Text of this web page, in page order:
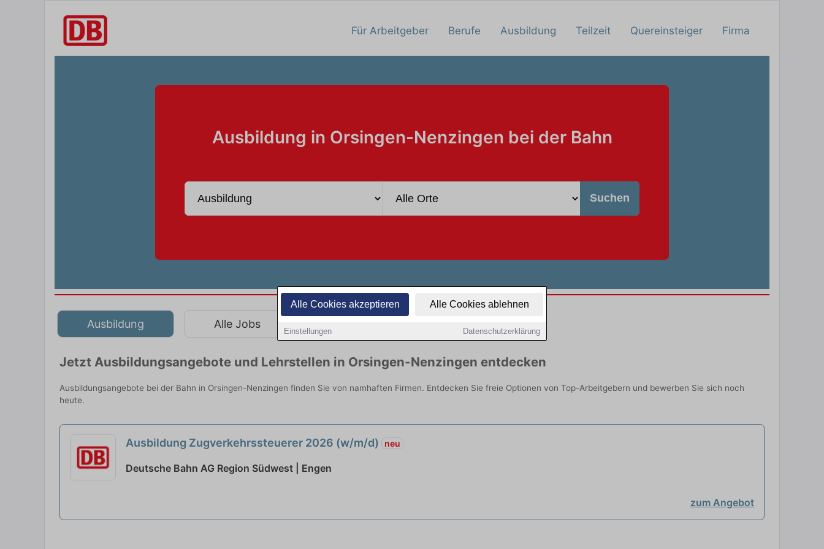
Alle Cookies akzeptieren Alle Cookies ablehnen
Einstellungen Datenschutzerklärung
Für Arbeitgeber Berufe Ausbildung Teilzeit Quereinsteiger Firma
Ausbildung in Orsingen-Nenzingen bei der Bahn
Suchen
Ausbildung Alle Jobs
Jetzt Ausbildungsangebote und Lehrstellen in Orsingen-Nenzingen entdecken
Ausbildungsangebote bei der Bahn in Orsingen-Nenzingen finden Sie von namhaften Firmen. Entdecken Sie freie Optionen von Top-Arbeitgebern und bewerben Sie sich noch
heute.
Ausbildung Zugverkehrssteuerer 2026 (w/m/d) neu
Deutsche Bahn AG Region Südwest | Engen
zum Angebot